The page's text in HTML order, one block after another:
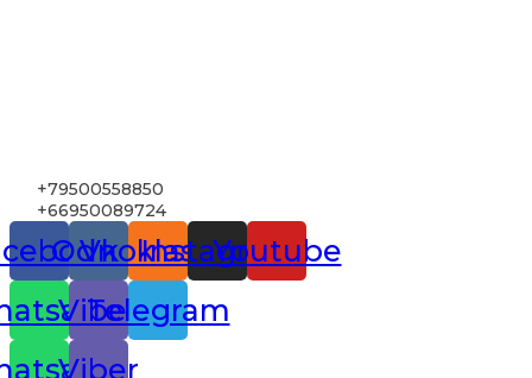
+79500558850
+66950089724
Vk
Odnoklassniki
Instagram
Youtube
Viber
Telegram
Viber